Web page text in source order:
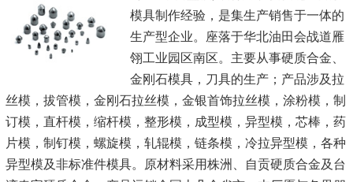
模具制作经验，是集生产销售于一体的
生产型企业。座落于华北油田会战道雁
翎工业园区南区。主要从事硬质合金、
金刚石模具，刀具的生产；产品涉及拉
丝模，拔管模，金刚石拉丝模，金银首饰拉丝模，涂粉模，制
订模，直杆模，缩杆模，整形模，成型模，异型模，芯棒，药
片模，制钉模，螺旋模，轧辊模，链条模，冷拉异型模，各种
异型模及非标准件模具。原材料采用株洲、自贡硬质合金及台